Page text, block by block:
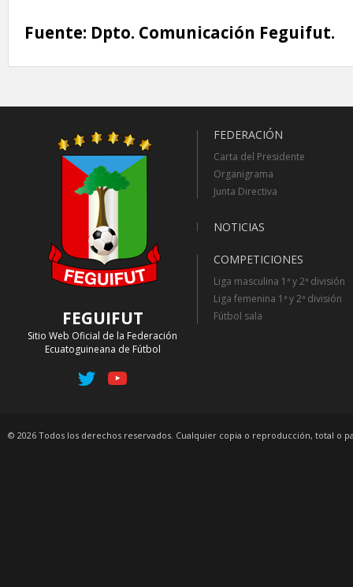
Fuente: Dpto. Comunicación Feguifut.
FEGUIFUT
Sitio Web Oficial de la Federación
Ecuatoguineana de Fútbol
FEDERACIÓN
Carta del Presidente
Organigrama
Junta Directiva
NOTICIAS
COMPETICIONES
Liga masculina 1ª y 2ª división
Liga femenina 1ª y 2ª división
Fútbol sala
© 2026 Todos los derechos reservados. Cualquier copia o reproducción, total